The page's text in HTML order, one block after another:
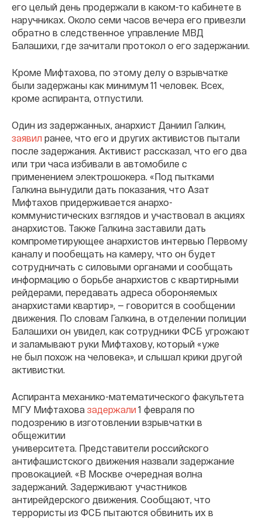
его целый день продержали в каком-то кабинете в
наручниках. Около семи часов вечера его привезли
обратно в следственное управление МВД
Балашихи, где зачитали протокол о его задержании.
Кроме Мифтахова, по этому делу о взрывчатке
были задержаны как минимум 11 человек. Всех,
кроме аспиранта, отпустили.
Один из задержанных, анархист Даниил Галкин,
заявил ранее, что его и других активистов пытали
после задержания. Активист рассказал, что его два
или три часа избивали в автомобиле с
применением электрошокера. «Под пытками
Галкина вынудили дать показания, что Азат
Мифтахов придерживается анархо-
коммунистических взглядов и участвовал в акциях
анархистов. Также Галкина заставили дать
компрометирующее анархистов интервью Первому
каналу и пообещать на камеру, что он будет
сотрудничать с силовыми органами и сообщать
информацию о борьбе анархистов с квартирными
рейдерами, передавать адреса обороняемых
анархистами квартир», — говорится в сообщении
движения. По словам Галкина, в отделении полиции
Балашихи он увидел, как сотрудники ФСБ угрожают
и заламывают руки Мифтахову, который «уже
не был похож на человека», и слышал крики другой
активистки.
Аспиранта механико-математического факультета
МГУ Мифтахова задержали 1 февраля по
подозрению в изготовлении взрывчатки в
общежитии
университета. Представители российского
антифашистского движения назвали задержание
провокацией. «В Москве очередная волна
задержаний. Задерживают участников
антирейдерского движения. Сообщают, что
террористы из ФСБ пытаются обвинить их в